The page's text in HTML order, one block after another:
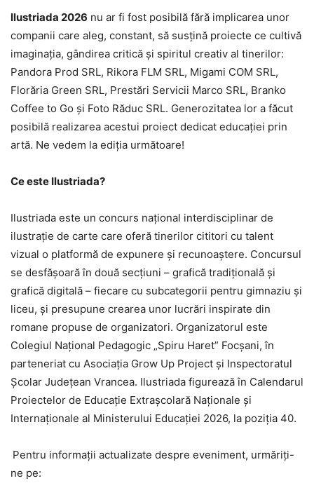
Ilustriada 2026 nu ar fi fost posibilă fără implicarea unor
companii care aleg, constant, să susțină proiecte ce cultivă
imaginația, gândirea critică și spiritul creativ al tinerilor:
Pandora Prod SRL, Rikora FLM SRL, Migami COM SRL,
Florăria Green SRL, Prestări Servicii Marco SRL, Branko
Coffee to Go și Foto Răduc SRL. Generozitatea lor a făcut
posibilă realizarea acestui proiect dedicat educației prin
artă. Ne vedem la ediția următoare!
Ce este Ilustriada?
Ilustriada este un concurs național interdisciplinar de
ilustrație de carte care oferă tinerilor cititori cu talent
vizual o platformă de expunere și recunoaștere. Concursul
se desfășoară în două secțiuni – grafică tradițională și
grafică digitală – fiecare cu subcategorii pentru gimnaziu și
liceu, și presupune crearea unor lucrări inspirate din
romane propuse de organizatori. Organizatorul este
Colegiul Național Pedagogic „Spiru Haret” Focșani, în
parteneriat cu Asociația Grow Up Project și Inspectoratul
Școlar Județean Vrancea. Ilustriada figurează în Calendarul
Proiectelor de Educație Extrașcolară Naționale și
Internaționale al Ministerului Educației 2026, la poziția 40.
Pentru informaţii actualizate despre eveniment, urmăriţi-
ne pe: